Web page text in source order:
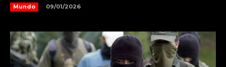
Mundo 09/01/2026